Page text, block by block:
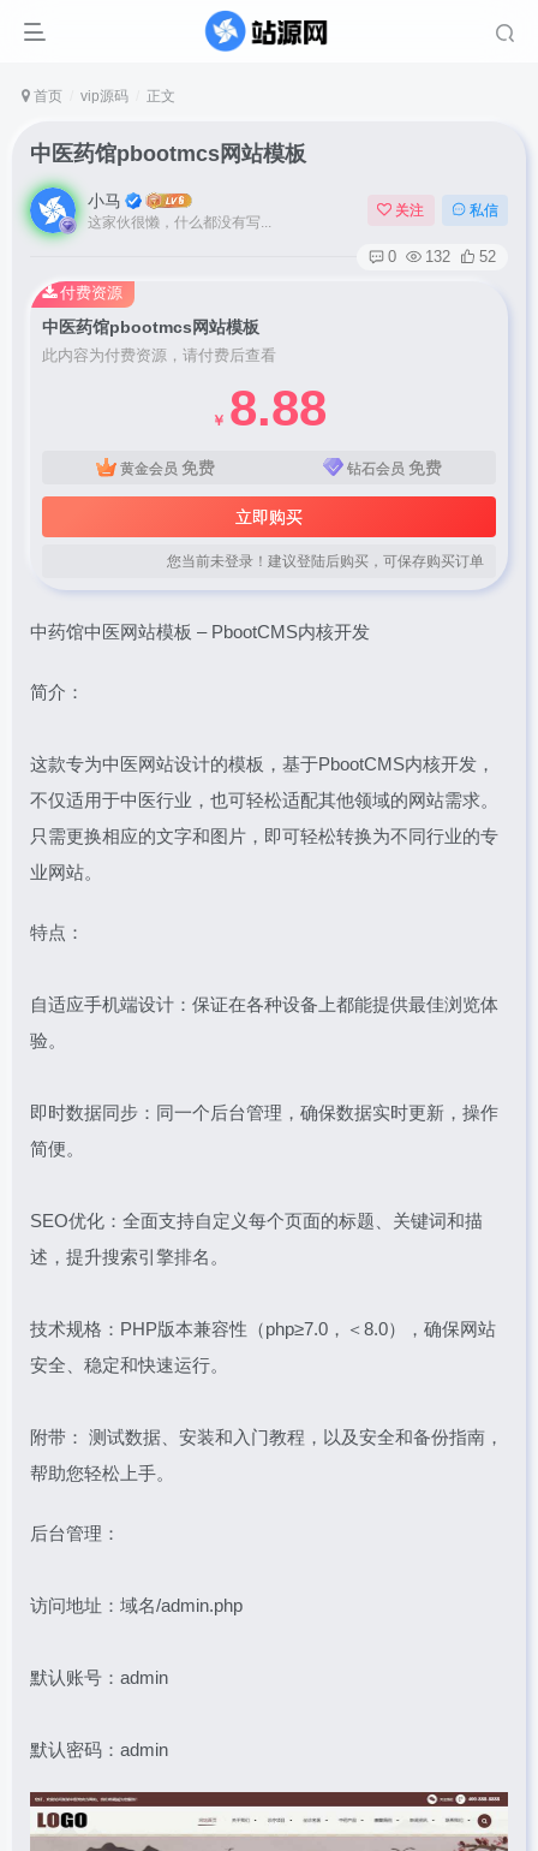
首页 vip源码 正文
中医药馆pbootmcs网站模板
小马
这家伙很懒，什么都没有写...
关注 私信
0 132 52
中医药馆pbootmcs网站模板
此内容为付费资源，请付费后查看
￥ 8.88
黄金会员 免费 钻石会员 免费
立即购买
您当前未登录！建议登陆后购买，可保存购买订单
付费资源
中药馆中医网站模板 – PbootCMS内核开发
简介：
这款专为中医网站设计的模板，基于PbootCMS内核开发，
不仅适用于中医行业，也可轻松适配其他领域的网站需求。
只需更换相应的文字和图片，即可轻松转换为不同行业的专
业网站。
特点：
自适应手机端设计：保证在各种设备上都能提供最佳浏览体
验。
即时数据同步：同一个后台管理，确保数据实时更新，操作
简便。
SEO优化：全面支持自定义每个页面的标题、关键词和描
述，提升搜索引擎排名。
技术规格：PHP版本兼容性（php≥7.0，＜8.0），确保网站
安全、稳定和快速运行。
附带： 测试数据、安装和入门教程，以及安全和备份指南，
帮助您轻松上手。
后台管理：
访问地址：域名/admin.php
默认账号：admin
默认密码：admin